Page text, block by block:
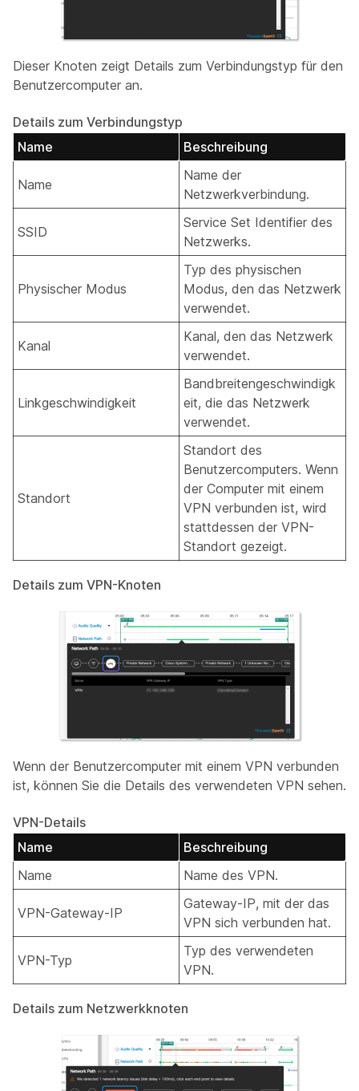
Dieser Knoten zeigt Details zum Verbindungstyp für den
Benutzercomputer an.
Details zum Verbindungstyp
Name
Beschreibung
Name
Name der
Netzwerkverbindung.
SSID
Service Set Identifier des
Netzwerks.
Physischer Modus
Typ des physischen
Modus, den das Netzwerk
verwendet.
Kanal
Kanal, den das Netzwerk
verwendet.
Linkgeschwindigkeit
Bandbreitengeschwindigk
eit, die das Netzwerk
verwendet.
Standort
Standort des
Benutzercomputers. Wenn
der Computer mit einem
VPN verbunden ist, wird
stattdessen der VPN-
Standort gezeigt.
Details zum VPN-Knoten
Wenn der Benutzercomputer mit einem VPN verbunden
ist, können Sie die Details des verwendeten VPN sehen.
VPN-Details
Name
Beschreibung
Name
Name des VPN.
VPN-Gateway-IP
Gateway-IP, mit der das
VPN sich verbunden hat.
VPN-Typ
Typ des verwendeten
VPN.
Details zum Netzwerkknoten